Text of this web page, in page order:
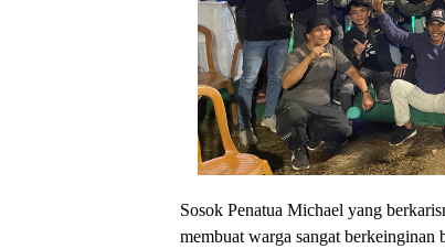
Sosok Penatua Michael yang
membuat warga sangat berkeinginan